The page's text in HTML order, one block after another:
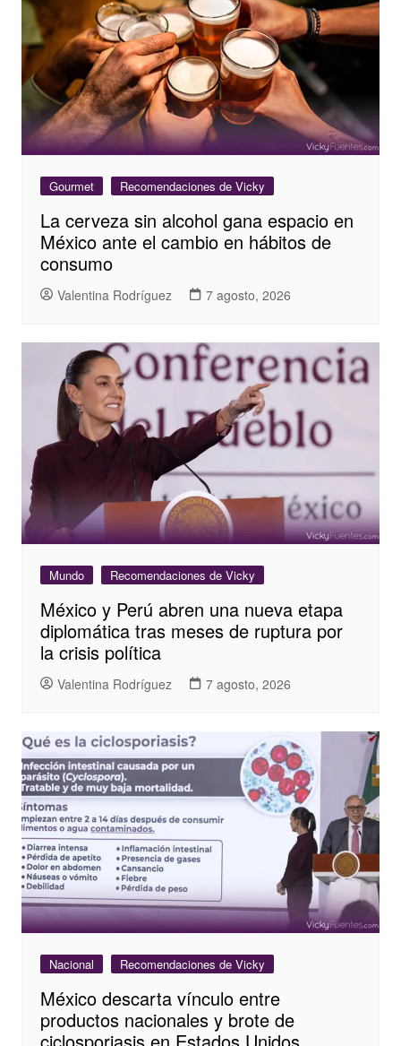
Gourmet Recomendaciones de Vicky
La cerveza sin alcohol gana espacio en
México ante el cambio en hábitos de
consumo
Valentina Rodríguez 7 agosto, 2026
Mundo Recomendaciones de Vicky
México y Perú abren una nueva etapa
diplomática tras meses de ruptura por
la crisis política
Valentina Rodríguez 7 agosto, 2026
Nacional Recomendaciones de Vicky
México descarta vínculo entre
productos nacionales y brote de